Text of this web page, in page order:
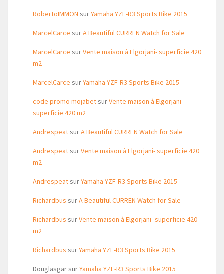
RobertoIMMON surYamaha YZF-R3 Sports Bike 2015
MarcelCarce surA Beautiful CURREN Watch for Sale
MarcelCarce surVente maison à Elgorjani- superficie 420
m2
MarcelCarce surYamaha YZF-R3 Sports Bike 2015
code promo mojabetsurVente maison à Elgorjani-
superficie 420 m2
AndrespeatsurA Beautiful CURREN Watch for Sale
AndrespeatsurVente maison à Elgorjani- superficie 420
m2
AndrespeatsurYamaha YZF-R3 Sports Bike 2015
Richardbus surA Beautiful CURREN Watch for Sale
Richardbus surVente maison à Elgorjani- superficie 420
m2
Richardbus surYamaha YZF-R3 Sports Bike 2015
DouglasgarsurYamaha YZF-R3 Sports Bike 2015